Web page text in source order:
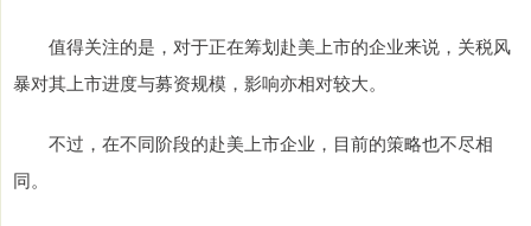
值得关注的是，对于正在筹划赴美上市的企业来说，关税风
暴对其上市进度与募资规模，影响亦相对较大。
不过，在不同阶段的赴美上市企业，目前的策略也不尽相
同。